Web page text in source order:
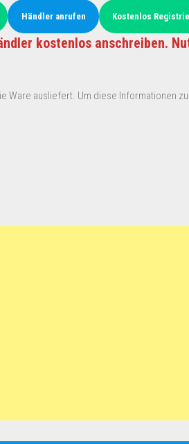
Händler anrufen Kostenlos
kostenlos anschreiben.
Ware ausliefert. Um diese Informationen